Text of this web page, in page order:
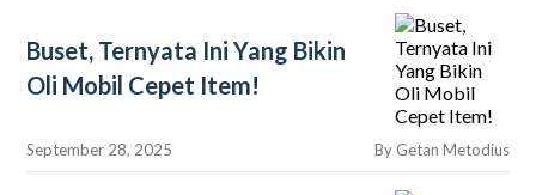
Buset, Ternyata Ini Yang Bikin
Oli Mobil Cepet Item!
September 28, 2025 By Getan Metodius